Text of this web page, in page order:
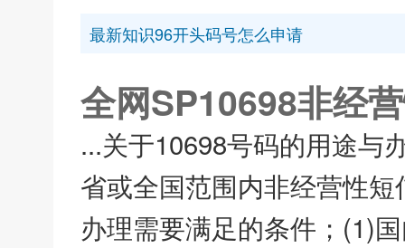
最新知识96开头码号怎么申请
全网SP10698非经
...关于10698号码的用途与
省或全国范围内非经营性
办理需要满足的条件；(1)